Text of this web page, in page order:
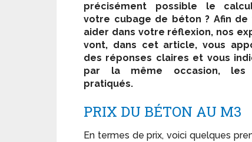
précisément possible le
votre cubage de béton ? Afin de
aider dans votre réflexion, nos
vont, dans cet article, vous
des réponses claires et vous
par la même occasion, les
pratiqués.
PRIX DU BÉTON AU M3
En termes de prix, voici quelques